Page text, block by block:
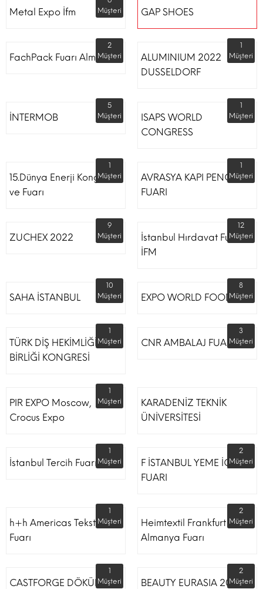
Metal Expo İfm
Müşteri
GAP SHOES
FachPack Fuarı Almanya
2
Müşteri
ALUMINIUM 2022
DUSSELDORF
1
Müşteri
İNTERMOB
5
Müşteri
ISAPS WORLD
CONGRESS
1
Müşteri
15.Dünya Enerji Kongresi
ve Fuarı
1
Müşteri
AVRASYA KAPI PENCERE
FUARI
1
Müşteri
ZUCHEX 2022
9
Müşteri
İstanbul Hırdavat Fuarı
İFM
12
Müşteri
SAHA İSTANBUL
10
Müşteri
EXPO WORLD FOOD
8
Müşteri
TÜRK DİŞ HEKİMLİĞİ
BİRLİĞİ KONGRESİ
1
Müşteri
CNR AMBALAJ FUARI
3
Müşteri
PIR EXPO Moscow,
Crocus Expo
1
Müşteri
KARADENİZ TEKNİK
ÜNİVERSİTESİ
İstanbul Tercih Fuarı
1
Müşteri
F İSTANBUL YEME İÇME
FUARI
2
Müşteri
h+h Americas Tekstil
Fuarı
1
Müşteri
Heimtextil Frankfurt
Almanya Fuarı
2
Müşteri
CASTFORGE DÖKÜM,
1
Müşteri
BEAUTY EURASIA 2022
2
Müşteri